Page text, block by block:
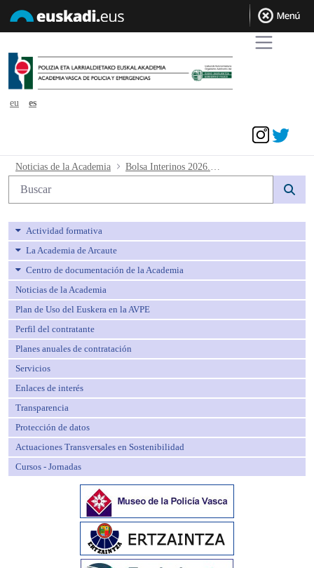
eu
es
Bolsa Interinos 2026. Resolución fecha
Noticias de la Academia
Búsqueda web
Actividad formativa
La Academia de Arcaute
Centro de documentación de la Academia
Noticias de la Academia
Plan de Uso del Euskera en la AVPE
Perfil del contratante
Planes anuales de contratación
Servicios
Enlaces de interés
Transparencia
Protección de datos
Actuaciones Transversales en Sostenibilidad
Cursos - Jornadas